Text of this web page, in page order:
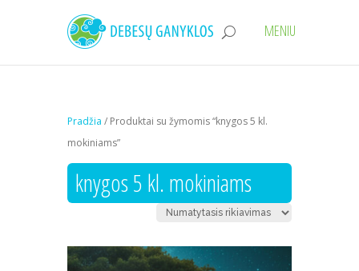
Pradžia / Produktai su žymomis “knygos 5 kl.
mokiniams”
knygos 5 kl. mokiniams